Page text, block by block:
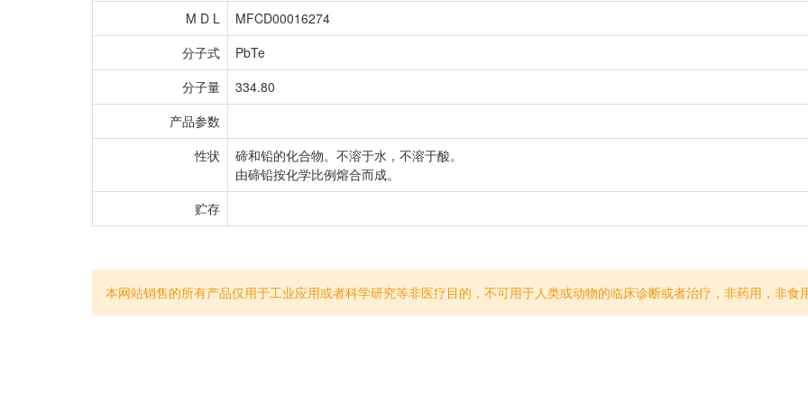
M D L
MFCD00016274
分子式
PbTe
分子量
334.80
产品参数
性状
碲和铅的化合物。不溶于水，不溶于酸。
由碲铅按化学比例熔合而成。
贮存
本网站销售的所有产品仅用于工业应用或者科学研究等非医疗目的，不可用于人类或动物的临床诊断或者治疗，非药用，非食